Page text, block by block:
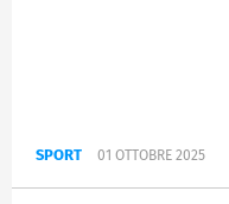
SPORT 01 OTTOBRE 2025